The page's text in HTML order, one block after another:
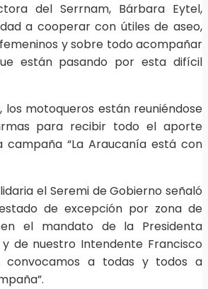
del Serrnam, Bárbara Eytel,
a cooperar con útiles de aseo,
y sobre todo acompañar
están pasando por esta difícil
los motoqueros están reuniéndose
para recibir todo el aporte
campaña “La Araucanía está con
el Seremi de Gobierno señaló
de excepción por zona de
el mandato de la Presidenta
de nuestro Intendente Francisco
convocamos a todas y todos a